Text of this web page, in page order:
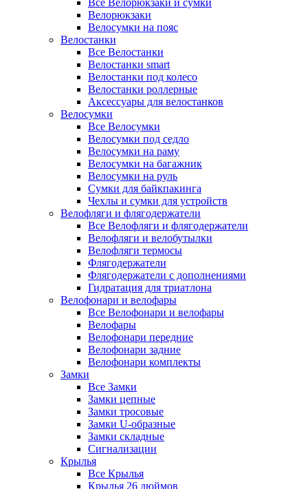
Все Велорюкзаки и сумки
Велорюкзаки
Велосумки на пояс
Велостанки
Все Велостанки
Велостанки smart
Велостанки под колесо
Велостанки роллерные
Аксессуары для велостанков
Велосумки
Все Велосумки
Велосумки под седло
Велосумки на раму
Велосумки на багажник
Велосумки на руль
Сумки для байкпакинга
Чехлы и сумки для устройств
Велофляги и флягодержатели
Все Велофляги и флягодержатели
Велофляги и велобутылки
Велофляги термосы
Флягодержатели
Флягодержатели с дополнениями
Гидратация для триатлона
Велофонари и велофары
Все Велофонари и велофары
Велофары
Велофонари передние
Велофонари задние
Велофонари комплекты
Замки
Все Замки
Замки цепные
Замки тросовые
Замки U-образные
Замки складные
Сигнализации
Крылья
Все Крылья
Крылья 26 дюймов